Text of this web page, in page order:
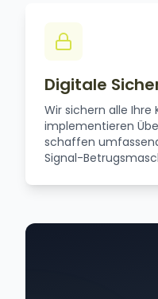
Digitale
Wir sichern alle
implementieren
schaffen
Signal-